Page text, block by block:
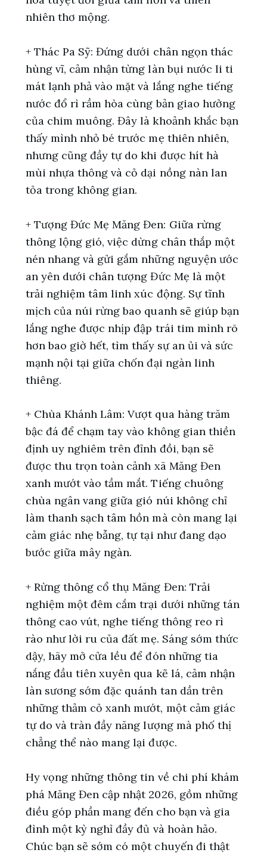
nhiên thơ mộng.
+ Thác Pa Sỹ: Đứng dưới chân ngọn thác
hùng vĩ, cảm nhận từng làn bụi nước li ti
mát lạnh phả vào mặt và lắng nghe tiếng
nước đổ rì rầm hòa cùng bản giao hưởng
của chim muông. Đây là khoảnh khắc bạn
thấy mình nhỏ bé trước mẹ thiên nhiên,
nhưng cũng đầy tự do khi được hít hà
mùi nhựa thông và cỏ dại nồng nàn lan
tỏa trong không gian.
+ Tượng Đức Mẹ Măng Đen: Giữa rừng
thông lộng gió, việc dừng chân thắp một
nén nhang và gửi gắm những nguyện ước
an yên dưới chân tượng Đức Mẹ là một
trải nghiệm tâm linh xúc động. Sự tĩnh
mịch của núi rừng bao quanh sẽ giúp bạn
lắng nghe được nhịp đập trái tim mình rõ
hơn bao giờ hết, tìm thấy sự an ủi và sức
mạnh nội tại giữa chốn đại ngàn linh
thiêng.
+ Chùa Khánh Lâm: Vượt qua hàng trăm
bậc đá để chạm tay vào không gian thiền
định uy nghiêm trên đỉnh đồi, bạn sẽ
được thu trọn toàn cảnh xã Măng Đen
xanh mướt vào tầm mắt. Tiếng chuông
chùa ngân vang giữa gió núi không chỉ
làm thanh sạch tâm hồn mà còn mang lại
cảm giác nhẹ bẫng, tự tại như đang dạo
bước giữa mây ngàn.
+ Rừng thông cổ thụ Măng Đen: Trải
nghiệm một đêm cắm trại dưới những tán
thông cao vút, nghe tiếng thông reo rì
rào như lời ru của đất mẹ. Sáng sớm thức
dậy, hãy mở cửa lều để đón những tia
nắng đầu tiên xuyên qua kẽ lá, cảm nhận
làn sương sớm đặc quánh tan dần trên
những thảm cỏ xanh mướt, một cảm giác
tự do và tràn đầy năng lượng mà phố thị
chẳng thể nào mang lại được.
Hy vọng những thông tin về chi phí khám
phá Măng Đen cập nhật 2026, gồm những
điều góp phần mang đến cho bạn và gia
đình một kỳ nghỉ đầy đủ và hoàn hảo.
Chúc bạn sẽ sớm có một chuyến đi thật